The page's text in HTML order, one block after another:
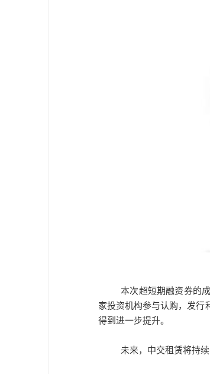
本次超短期融资券的
家投资机构参与认购，发行
得到进一步提升。
未来，中交租赁将持